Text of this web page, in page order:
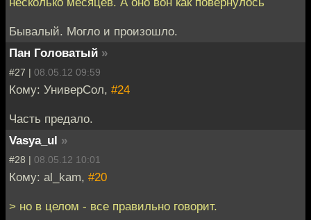
Бывалый. Могло и произошло.
Пан Головатый »
#27 | 08.05.12 09:59
Кому: УниверСол, #24
Часть предало.
Vasya_ul »
#28 | 08.05.12 10:01
Кому: al_kam, #20
> но в целом - все правильно говорит.